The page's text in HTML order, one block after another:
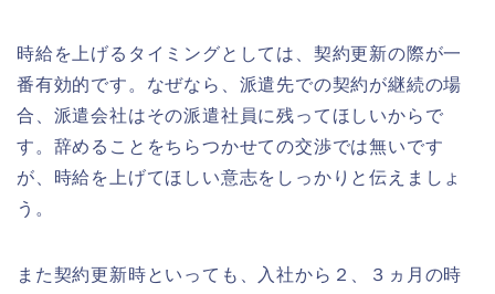
時給を上げるタイミングとしては、契約更新の際が一
番有効的です。なぜなら、派遣先での契約が継続の場
合、派遣会社はその派遣社員に残ってほしいからで
す。辞めることをちらつかせての交渉では無いです
が、時給を上げてほしい意志をしっかりと伝えましょ
う。
また契約更新時といっても、入社から２、３ヵ月の時